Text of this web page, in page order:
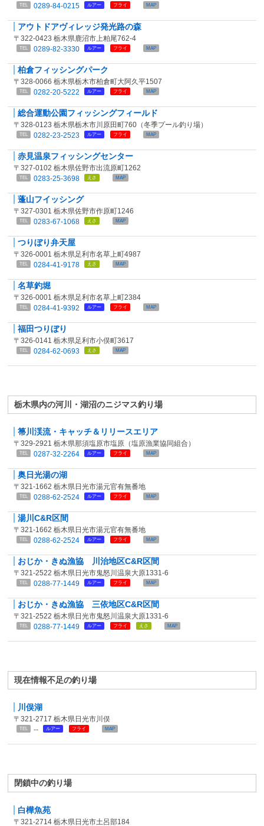
TEL 0289-84-0215 ルアー フライ MAP
アウトドアヴィレッジ発光路の森
〒322-0423 栃木県鹿沼市上粕尾762-4
TEL 0289-82-3330 ルアー フライ MAP
柏倉フィッシングパーク
〒328-0066 栃木県栃木市柏倉町大阿久平1507
TEL 0282-20-5222 ルアー フライ MAP
総合運動公園フィッシングフィールド
〒328-0123 栃木県栃木市川原田町760（冬季プール釣り場）
TEL 0282-23-2523 ルアー フライ MAP
赤見温泉フィッシングセンター
〒327-0102 栃木県佐野市出流原町1262
TEL 0283-25-3698 えさ MAP
蓬山フイッシング
〒327-0301 栃木県佐野市作原町1246
TEL 0283-67-1068 えさ MAP
つりぼり弁天屋
〒326-0001 栃木県足利市名草上町4987
TEL 0284-41-9178 えさ MAP
名草釣堀
〒326-0001 栃木県足利市名草上町2384
TEL 0284-41-9392 ルアー フライ MAP
福田つりぼり
〒326-0141 栃木県足利市小俣町3617
TEL 0284-62-0693 えさ MAP
栃木県内の河川・湖沼のニジマス釣り場
箒川渓流・キャッチ＆リリースエリア
〒329-2921 栃木県那須塩原市塩原（塩原漁業協同組合）
TEL 0287-32-2264 ルアー フライ MAP
奥日光湯の湖
〒321-1662 栃木県日光市湯元官有無番地
TEL 0288-62-2524 ルアー フライ MAP
湯川C&R区間
〒321-1662 栃木県日光市湯元官有無番地
TEL 0288-62-2524 ルアー フライ MAP
おじか・きぬ漁協 川治地区C&R区間
〒321-2522 栃木県日光市鬼怒川温泉大原1331-6
TEL 0288-77-1449 ルアー フライ MAP
おじか・きぬ漁協 三依地区C&R区間
〒321-2522 栃木県日光市鬼怒川温泉大原1331-6
TEL 0288-77-1449 ルアー フライ えさ MAP
現在情報不足の釣り場
川俣湖
〒321-2717 栃木県日光市川俣
TEL -- ルアー フライ MAP
閉鎖中の釣り場
白樺魚苑
〒321-2714 栃木県日光市土呂部184